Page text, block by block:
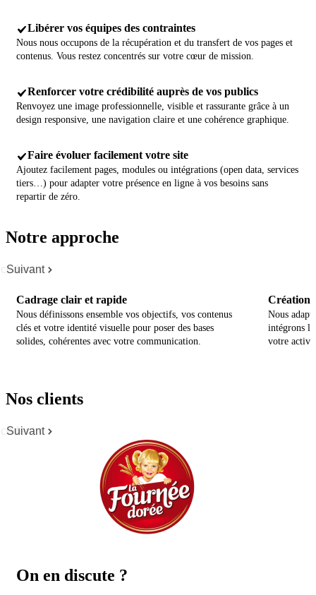
Libérer vos équipes des contraintes
Nous nous occupons de la récupération et du transfert de vos pages et
contenus. Vous restez concentrés sur votre cœur de mission.
Renforcer votre crédibilité auprès de vos publics
Renvoyez une image professionnelle, visible et rassurante grâce à un
design responsive, une navigation claire et une cohérence graphique.
Faire évoluer facilement votre site
Ajoutez facilement pages, modules ou intégrations (open data, services
tiers…) pour adapter votre présence en ligne à vos besoins sans
repartir de zéro.
Notre approche
Suivant
Cadrage clair et rapide
Nous définissons ensemble vos objectifs, vos contenus
clés et votre identité visuelle pour poser des bases
solides, cohérentes avec votre communication.
Création
Nous
intégrons
votre
Nos clients
Suivant
On en discute ?